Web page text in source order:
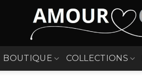
BOUTIQUE COLLECTIONS